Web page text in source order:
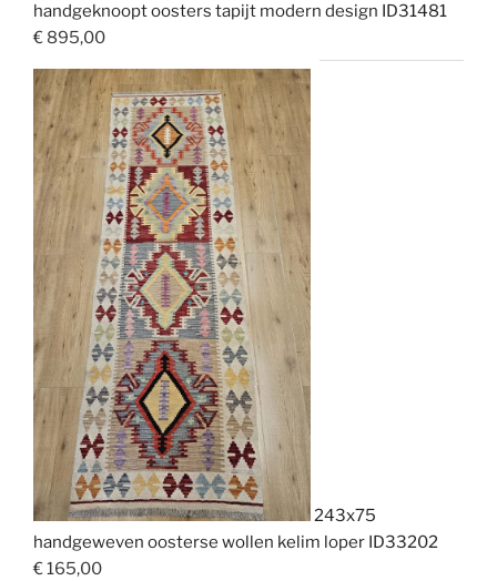
handgeknoopt oosters tapijt modern design ID31481
€ 895,00
243x75
handgeweven oosterse wollen kelim loper ID33202
€165,00